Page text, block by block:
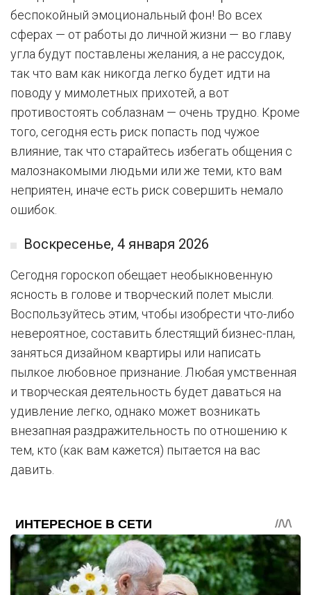
беспокойный эмоциональный фон! Во всех
сферах — от работы до личной жизни — во главу
угла будут поставлены желания, а не рассудок,
так что вам как никогда легко будет идти на
поводу у мимолетных прихотей, а вот
противостоять соблазнам — очень трудно. Кроме
того, сегодня есть риск попасть под чужое
влияние, так что старайтесь избегать общения с
малознакомыми людьми или же теми, кто вам
неприятен, иначе есть риск совершить немало
ошибок.
Воскресенье, 4 января 2026
Сегодня гороскоп обещает необыкновенную
ясность в голове и творческий полет мысли.
Воспользуйтесь этим, чтобы изобрести что-либо
невероятное, составить блестящий бизнес-план,
заняться дизайном квартиры или написать
пылкое любовное признание. Любая умственная
и творческая деятельность будет даваться на
удивление легко, однако может возникать
внезапная раздражительность по отношению к
тем, кто (как вам кажется) пытается на вас
давить.